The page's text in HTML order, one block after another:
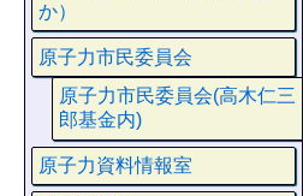
か）
原子力市民委員会
原子力市民委員会(高木仁三
郎基金内)
原子力資料情報室